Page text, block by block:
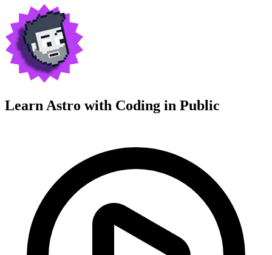
Learn Astro with Coding in Public